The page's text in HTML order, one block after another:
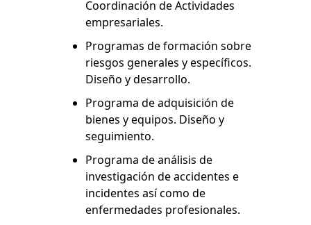
Coordinación de Actividades
empresariales.
Programas de formación sobre
riesgos generales y específicos.
Diseño y desarrollo.
Programa de adquisición de
bienes y equipos. Diseño y
seguimiento.
Programa de análisis de
investigación de accidentes e
incidentes así como de
enfermedades profesionales.